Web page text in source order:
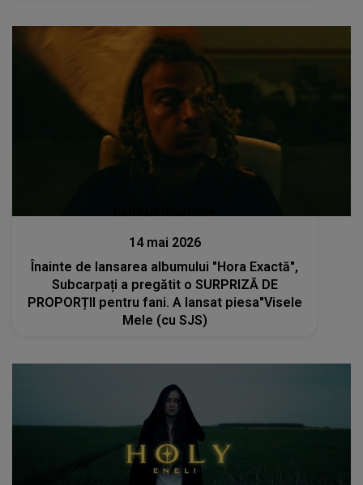
14 mai 2026
Înainte de lansarea albumului "Hora Exactă",
Subcarpați a pregătit o SURPRIZĂ DE
PROPORȚII pentru fani. A lansat piesa"Visele
Mele (cu SJS)